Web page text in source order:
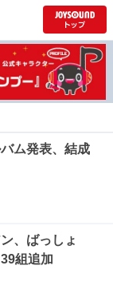
ム発表、結成
、ばっしょ
組追加